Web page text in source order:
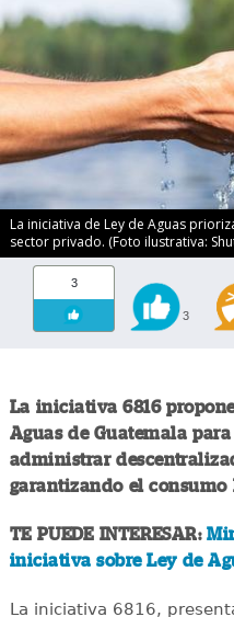
La iniciativa de Ley de Aguas
sector privado. (Foto ilustrativa:
3
3
La iniciativa 6816
Aguas de Guatemala
administrar
garantizando el consumo
TE PUEDE INTERESAR:
iniciativa sobre Ley de
La iniciativa 6816,